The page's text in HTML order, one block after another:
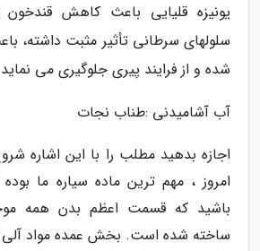
یونیزه قلیایی باعث کاهش
سلولهای سرطانی تأثیر مثبت داشته،
شده و از فرایند پیری جلوگیری می
آب آشامیدنی :طناب نجات
اجازه بدهید مطلب را با این اشاره
امروز ، مهم ترین ماده سیاره ما
باشید که قسمت اعظم بدن همه
ساخته شده است. بخش عمده مواد